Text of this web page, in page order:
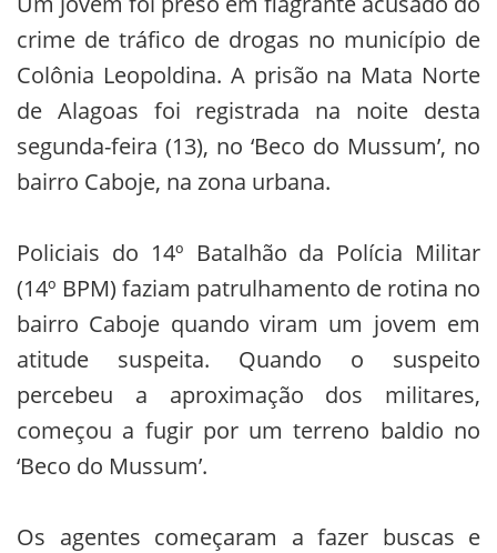
crime de tráfico de drogas no município de
Colônia Leopoldina. A prisão na Mata Norte
de Alagoas foi registrada na noite desta
segunda-feira (13), no ‘Beco do Mussum’, no
bairro Caboje, na zona urbana.
Policiais do 14º Batalhão da Polícia Militar
(14º BPM) faziam patrulhamento de rotina no
bairro Caboje quando viram um jovem em
atitude suspeita. Quando o suspeito
percebeu a aproximação dos militares,
começou a fugir por um terreno baldio no
‘Beco do Mussum’.
Os agentes começaram a fazer buscas e